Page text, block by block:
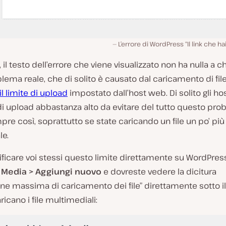
L’errore di WordPress “Il link che
testo dell’errore che viene visualizzato non ha nulla a
reale, che di solito è causato dal caricamento di
limite di upload impostato dall’host web. Di solito gli
upload abbastanza alto da evitare del tutto questo
così, soprattutto se state caricando un file un po’
voi stessi questo limite direttamente su
Media > Aggiungi nuovo e dovreste vedere la dicitura
massima di caricamento dei file” direttamente sotto
i file multimediali: